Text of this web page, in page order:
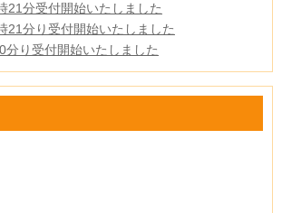
21分受付開始いたしました
21分り受付開始いたしました
分り受付開始いたしました